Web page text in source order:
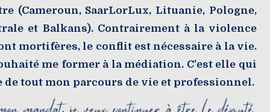
(Cameroun, SaarLorLux, Lituanie, Pologne,
et Balkans). Contrairement à la violence
mortifères, le conflit est nécessaire à la vie.
me former à la médiation. C’est elle qui
tout mon parcours de vie et professionnel.